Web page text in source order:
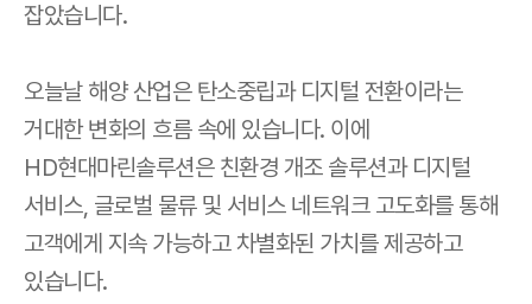
잡았습니다.
오늘날 해양 산업은 탄소중립과 디지털 전환이라는
거대한 변화의 흐름 속에 있습니다. 이에
HD현대마린솔루션은 친환경 개조 솔루션과 디지털
서비스, 글로벌 물류 및 서비스 네트워크 고도화를 통해
고객에게 지속 가능하고 차별화된 가치를 제공하고
있습니다.